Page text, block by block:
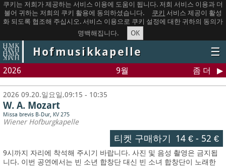
쿠키는 저희가 제공하는 서비스 이용에 도움이 됩니다. 저희 서비스 이용과 더
불어 귀하는 저희의 쿠키 활용에 동의하셨습니다.
쿠키 서비스 제공이 활성
화 되도록 협조해 주십시오. 서비스 이용으로 쿠키 설정에 대한 귀하의 동의가
명백해집니다.
OK
Hofmusikkapelle ☰
2026 9월 좀 더
2026 09.20.일요일,09:15 - 10:35
W. A. Mozart
Missa brevis B-Dur, KV 275
Wiener Hofburgkapelle
티켓 구매하기 14 €- 52 €
9시까지 자리에 착석해 주시기 바랍니다. 사진 및 음성 촬영은 금지됩
니다. 이번 공연에서는 빈 소년 합창단 대신 빈 소녀 합창단이 노래한